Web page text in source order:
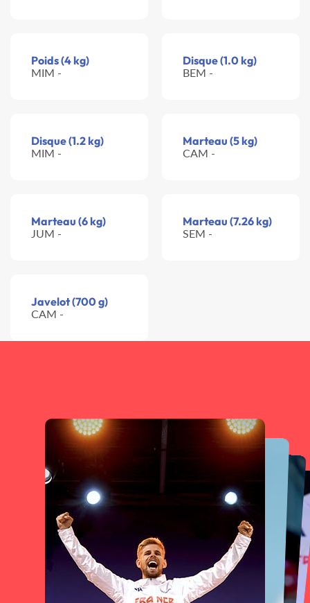
Poids (4 kg)
MIM -
Disque (1.0 kg)
BEM -
Disque (1.2 kg)
MIM -
Marteau (5 kg)
CAM -
Marteau (6 kg)
JUM -
Marteau (7.26 kg)
SEM -
Javelot (700 g)
CAM -